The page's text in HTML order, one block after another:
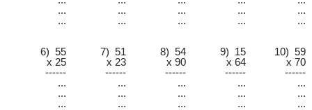
...
... ... ...
...
...
... ... ... ...
6) 55 7) 51 8) 54 9) 15
10) 59
x 25
x 23 x 90 x 64
x 70
------
------ ------ ------
------
...
... ... ...
...
...
... ... ...
...
...
... ... ... ...